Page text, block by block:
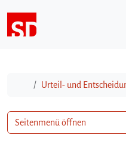
StartUrteil- und
Seitenmenü öffnen